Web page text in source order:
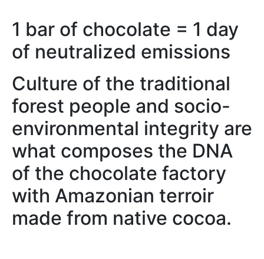
1 bar of chocolate = 1 day
of neutralized emissions
Culture of the traditional
forest people and socio-
environmental integrity are
what composes the DNA
of the chocolate factory
with Amazonian terroir
made from native cocoa.